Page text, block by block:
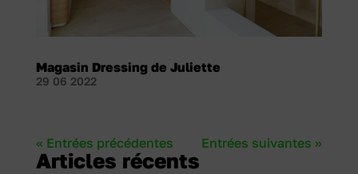
Magasin Dressing de Juliette
29 06 2022
« Entrées précédentes Entrées suivantes »
Articles récents